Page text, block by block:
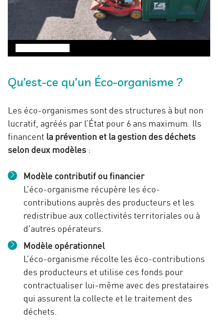
Qu’est-ce qu’un Éco-organisme ?
Les éco-organismes sont des structures à but non
lucratif, agréés par l’État pour 6 ans maximum. Ils
financent la prévention et la gestion des déchets
selon deux modèles :
Modèle contributif ou financier
L’éco-organisme récupère les éco-
contributions auprès des producteurs et les
redistribue aux collectivités territoriales ou à
d'autres opérateurs.
Modèle opérationnel
L’éco-organisme récolte les éco-contributions
des producteurs et utilise ces fonds pour
contractualiser lui-même avec des prestataires
qui assurent la collecte et le traitement des
déchets.